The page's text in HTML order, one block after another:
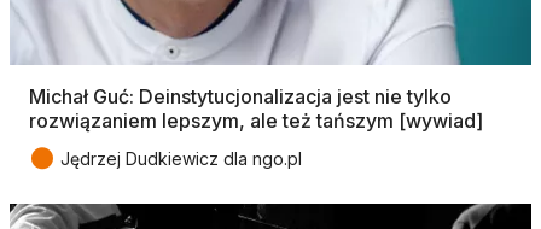
Michał Guć: Deinstytucjonalizacja jest nie tylko
rozwiązaniem lepszym, ale też tańszym [wywiad]
● Jędrzej Dudkiewicz dla ngo.pl